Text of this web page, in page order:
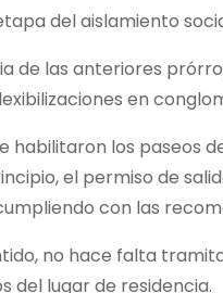
del aislamiento
de las anteriores
en
habilitaron los paseos
el permiso de
con las
no hace falta
del lugar de residencia.